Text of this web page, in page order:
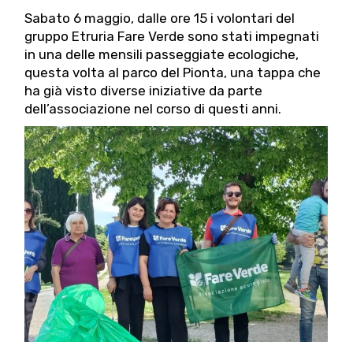
Sabato 6 maggio, dalle ore 15 i volontari del
gruppo Etruria Fare Verde sono stati impegnati
in una delle mensili passeggiate ecologiche,
questa volta al parco del Pionta, una tappa che
ha già visto diverse iniziative da parte
dell’associazione nel corso di questi anni.